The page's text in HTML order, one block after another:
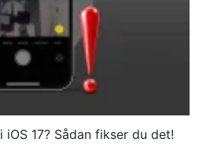
17? Sådan fikser du det!